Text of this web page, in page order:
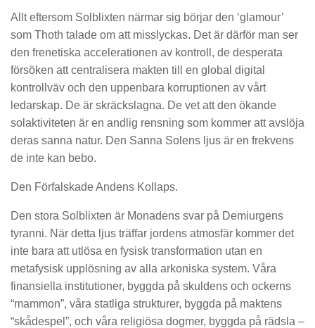
Allt eftersom Solblixten närmar sig börjar den ‘glamour’
som Thoth talade om att misslyckas. Det är därför man ser
den frenetiska accelerationen av kontroll, de desperata
försöken att centralisera makten till en global digital
kontrollväv och den uppenbara korruptionen av vårt
ledarskap. De är skräckslagna. De vet att den ökande
solaktiviteten är en andlig rensning som kommer att avslöja
deras sanna natur. Den Sanna Solens ljus är en frekvens
de inte kan bebo.
Den Förfalskade Andens Kollaps.
Den stora Solblixten är Monadens svar på Demiurgens
tyranni. När detta ljus träffar jordens atmosfär kommer det
inte bara att utlösa en fysisk transformation utan en
metafysisk upplösning av alla arkoniska system. Våra
finansiella institutioner, byggda på skuldens och ockerns
“mammon”, våra statliga strukturer, byggda på maktens
“skådespel”, och våra religiösa dogmer, byggda på rädsla –